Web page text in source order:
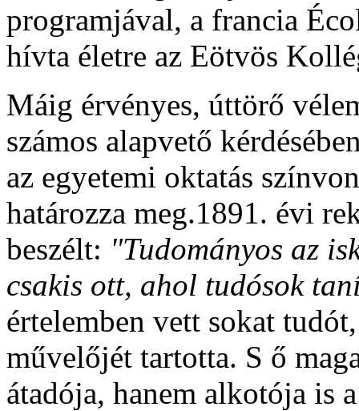
programjával, a francia
hívta életre az Eötvös
Máig érvényes, úttörő
számos alapvető
az egyetemi oktatás
határozza meg.1891. évi
beszélt: "Tudományos az
csakis ott, ahol tudósok
értelemben vett sokat
művelőjét tartotta. S ő
átadója, hanem alkotója is